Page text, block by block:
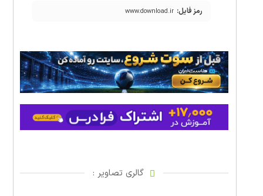
رمز فایل: www.download.ir
گالری تصاویر :